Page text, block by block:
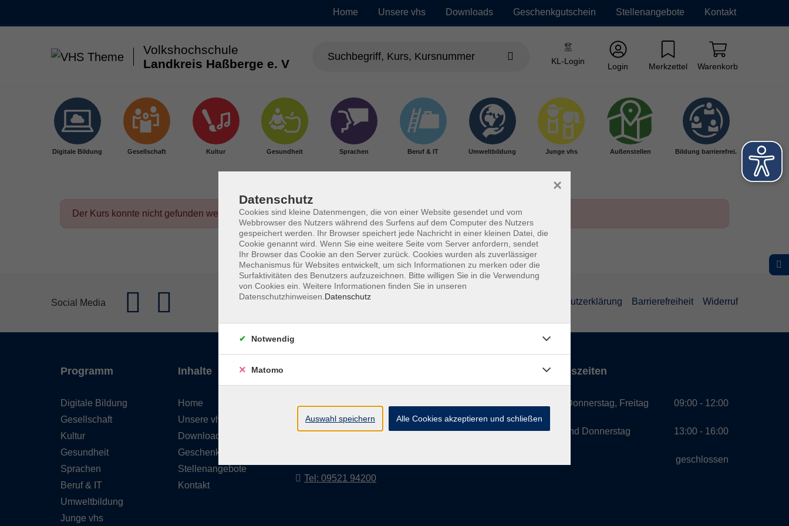
Home Unsere vhs Downloads Geschenkgutschein Stellenangebote Kontakt
Volkshochschule
Landkreis Haßberge e. V
KL-Login
Login Merkzettel Warenkorb
Digitale Bildung Gesellschaft Kultur Gesundheit Sprachen Beruf & IT Umweltbildung Junge vhs Außenstellen Bildung barrierefrei.
Der Kurs konnte nicht gefunden werden.
Social Media Datenschutzerklärung Barrierefreiheit Widerruf
Programm
Digitale Bildung
Gesellschaft
Kultur
Gesundheit
Sprachen
Beruf & IT
Umweltbildung
Junge vhs
Inhalte
Home
Unsere vhs
Downloads
Geschenkgutschein
Stellenangebote
Kontakt
Hofheimer Str. 20
97437 Haßfurt
Tel: 09521 94200
Öffnungszeiten
Montag, Donnerstag, Freitag
Montag und Donnerstag
09:00 - 12:00
13:00 - 16:00
geschlossen
Datenschutz
Cookies sind kleine Datenmengen, die von einer Website gesendet und vom
Webbrowser des Nutzers während des Surfens auf dem Computer des Nutzers
gespeichert werden. Ihr Browser speichert jede Nachricht in einer kleinen Datei, die
Cookie genannt wird. Wenn Sie eine weitere Seite vom Server anfordern, sendet
Ihr Browser das Cookie an den Server zurück. Cookies wurden als zuverlässiger
Mechanismus für Websites entwickelt, um sich Informationen zu merken oder die
Surfaktivitäten des Benutzers aufzuzeichnen. Bitte willigen Sie in die Verwendung
von Cookies ein. Weitere Informationen finden Sie in unseren
Datenschutzhinweisen. Datenschutz
×
Notwendig
Matomo
Auswahl speichern Alle Cookies akzeptieren und schließen